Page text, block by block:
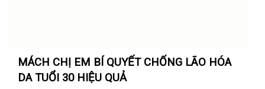
MÁCH CHỊ EM BÍ QUYẾT CHỐNG LÃO HÓA
DA TUỔI 30 HIỆU QUẢ